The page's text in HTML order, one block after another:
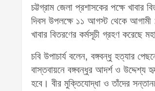
চট্টগ্রাম জেলা প্রশাসকের পক্ষে
দিবস উপলক্ষে ১১ আগস্ট থেকে আগামী
খাবার বিতরণের কর্মসূচী গ্রহণ করেছে
চবি উপাচার্য বলেন, বঙ্গবন্ধু হত্যার
বাস্তবায়নে বঙ্গবন্ধুর আদর্শ ও উদ্দেশ্য
হবে। বীর মুক্তিযোদ্ধা ও তাঁদের